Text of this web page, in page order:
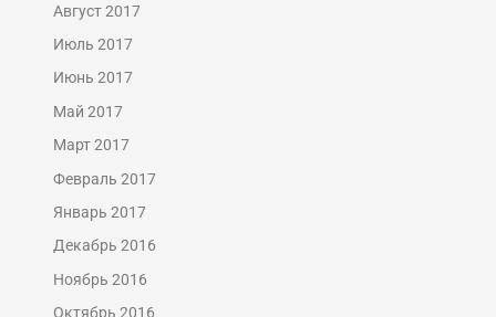
Август 2017
Июль 2017
Июнь 2017
Май 2017
Март 2017
Февраль 2017
Январь 2017
Декабрь 2016
Ноябрь 2016
Октябрь 2016